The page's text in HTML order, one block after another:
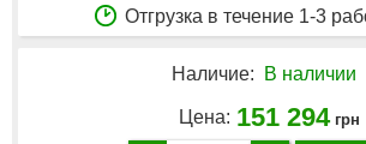
Отгрузка в течение 1-3
Наличие: В наличии
Цена: 151 294 грн